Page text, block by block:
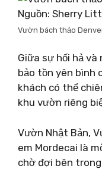
Nguồn: Sherry
Vườn bách thảo
Giữa sự hối hả và
bảo tồn yên bình
khách có thể
khu vườn riêng
Vườn Nhật Bản,
em Mordecai là
chờ đợi bên